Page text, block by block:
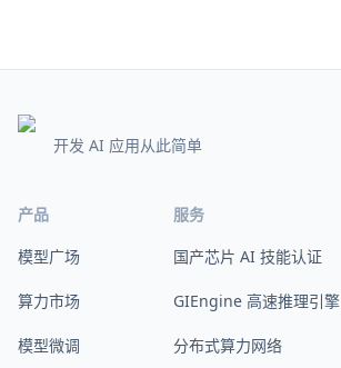
开发 AI 应用从此简单
产品
模型广场
算力市场
模型微调
服务
国产芯片 AI 技能认证
GIEngine 高速推理引擎
分布式算力网络